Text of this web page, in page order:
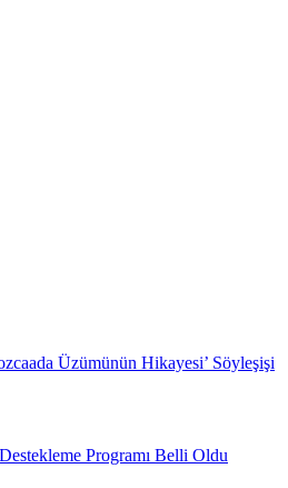
Üzümünün Hikayesi’ Söyleşişi
Programı Belli Oldu